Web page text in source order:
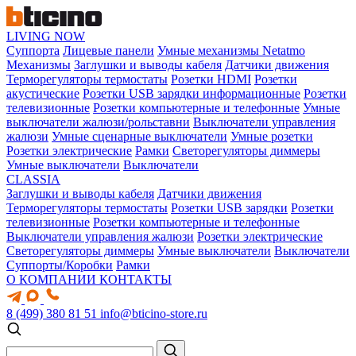
LIVING NOW
Суппорта Лицевые панели Умные механизмы Netatmo
Механизмы Заглушки и выводы кабеля Датчики движения
Терморегуляторы термостаты Розетки HDMI Розетки
акустические Розетки USB зарядки информационные Розетки
телевизионные Розетки компьютерные и телефонные Умные
выключатели жалюзи/рольставни Выключатели управления
жалюзи Умные сценарные выключатели Умные розетки
Розетки электрические Рамки Светорегуляторы диммеры
Умные выключатели Выключатели
CLASSIA
Заглушки и выводы кабеля Датчики движения
Терморегуляторы термостаты Розетки USB зарядки Розетки
телевизионные Розетки компьютерные и телефонные
Выключатели управления жалюзи Розетки электрические
Светорегуляторы диммеры Умные выключатели Выключатели
Суппорты/Коробки Рамки
О КОМПАНИИ КОНТАКТЫ
8 (499) 380 81 51 info@bticino-store.ru